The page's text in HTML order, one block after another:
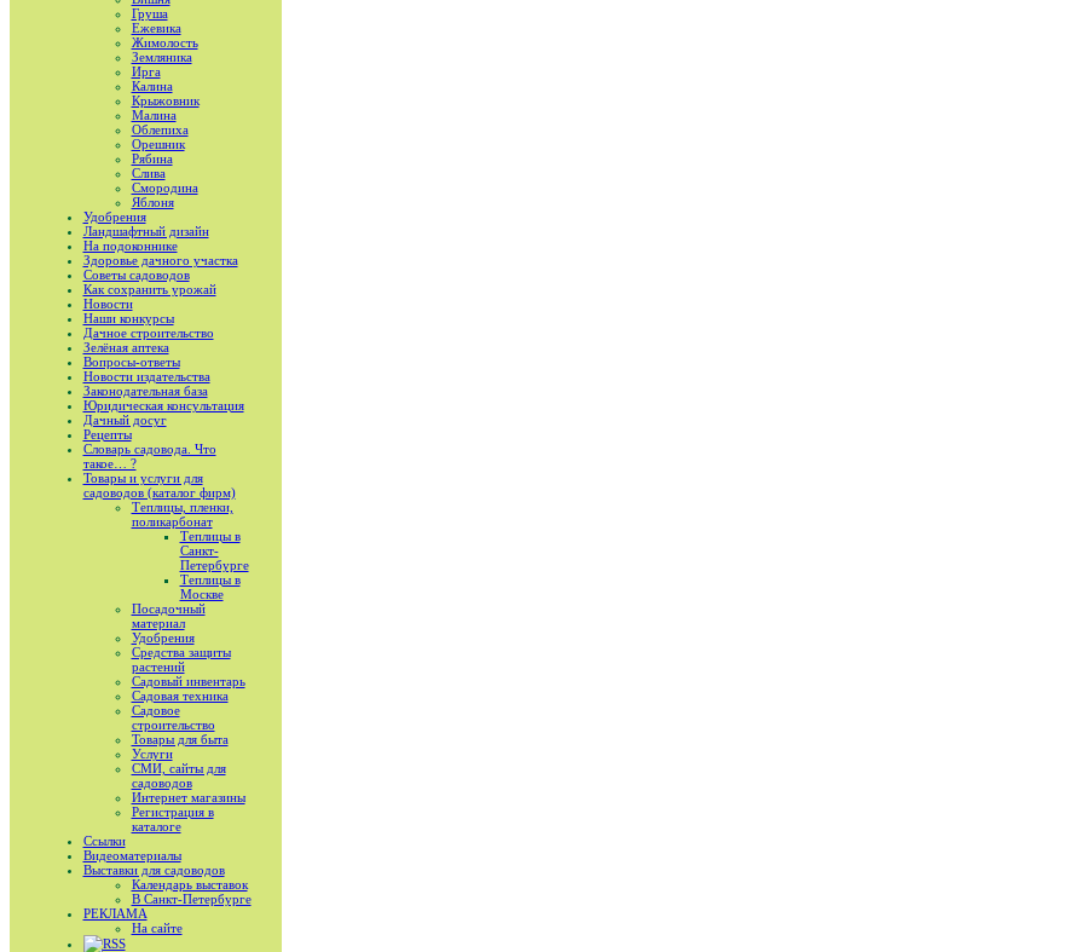
Груша
Ежевика
Жимолость
Земляника
Ирга
Калина
Крыжовник
Малина
Облепиха
Орешник
Рябина
Слива
Смородина
Яблоня
Удобрения
Ландшафтный дизайн
На подоконнике
Здоровье дачного участка
Советы садоводов
Как сохранить урожай
Новости
Наши конкурсы
Дачное строительство
Зелёная аптека
Вопросы-ответы
Новости издательства
Законодательная база
Юридическая консультация
Дачный досуг
Рецепты
Словарь садовода. Что
такое… ?
Товары и услуги для
садоводов (каталог фирм)
Теплицы, пленки,
поликарбонат
Теплицы в
Санкт-
Петербурге
Теплицы в
Москве
Посадочный
материал
Удобрения
Средства защиты
растений
Садовый инвентарь
Садовая техника
Садовое
строительство
Товары для быта
Услуги
СМИ, сайты для
садоводов
Интернет магазины
Регистрация в
каталоге
Ссылки
Видеоматериалы
Выставки для садоводов
Календарь выставок
В Санкт-Петербурге
РЕКЛАМА
На сайте
RSS